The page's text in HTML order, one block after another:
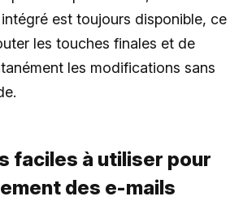
est toujours disponible, ce
les touches finales et de
les modifications sans
faciles à utiliser pour
des e-mails